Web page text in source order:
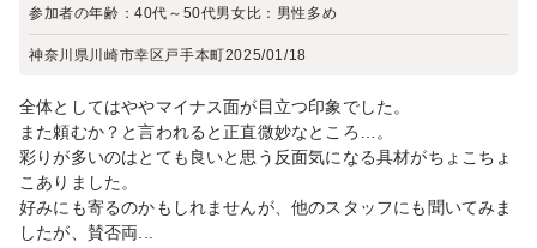
参加者の年齢：40代～50代男女比： 男性多め
神奈川県川崎市幸区戸手本町2025/01/18
全体としてはややマイナス面が目立つ印象でした。
また頼むか？と言われると正直微妙なところ…。
彩りが多いのはとても良いと思う反面気になる具材がちょこちょ
こありました。
好みにも寄るのかもしれませんが、他のスタッフにも聞いてみま
したが、賛否両...